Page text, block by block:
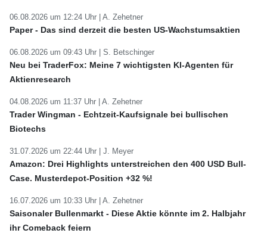
06.08.2026 um 12:24 Uhr | A. Zehetner
Paper - Das sind derzeit die besten US-Wachstumsaktien
06.08.2026 um 09:43 Uhr | S. Betschinger
Neu bei TraderFox: Meine 7 wichtigsten KI-Agenten für
Aktienresearch
04.08.2026 um 11:37 Uhr | A. Zehetner
Trader Wingman - Echtzeit-Kaufsignale bei bullischen
Biotechs
31.07.2026 um 22:44 Uhr | J. Meyer
Amazon: Drei Highlights unterstreichen den 400 USD Bull-
Case. Musterdepot-Position +32 %!
16.07.2026 um 10:33 Uhr | A. Zehetner
Saisonaler Bullenmarkt - Diese Aktie könnte im 2. Halbjahr
ihr Comeback feiern